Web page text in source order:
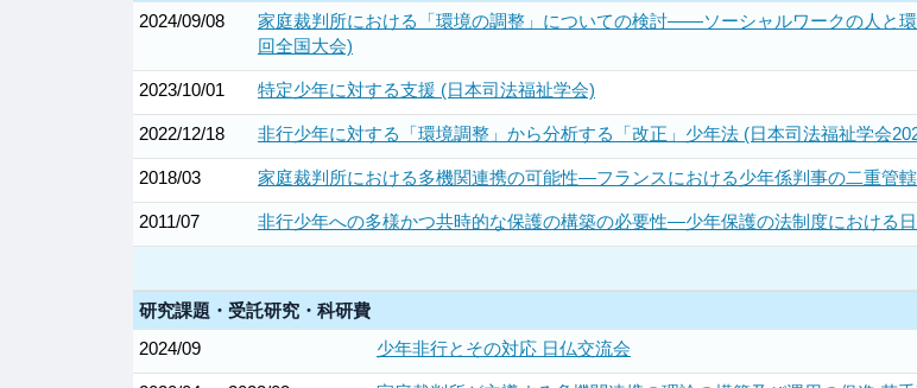
2024/09/08
家庭裁判所における「環境の調整」についての検討――ソーシャルワークの人と
回全国大会)
2023/10/01 特定少年に対する支援 (日本司法福祉学会)
2022/12/18 非行少年に対する「環境調整」から分析する「改正」少年法 (日本司法福祉学会
2018/03 家庭裁判所における多機関連携の可能性―フランスにおける少年係判事の二重管
2011/07 非行少年への多様かつ共時的な保護の構築の必要性―少年保護の法制度における
研究課題・受託研究・科研費
2024/09
少年非行とその対応 日仏交流会